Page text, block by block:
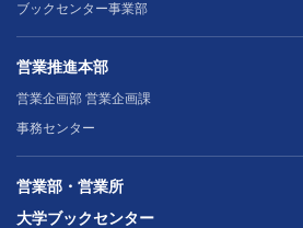
ブックセンター事業部
営業推進本部
営業企画部 営業企画課
事務センター
営業部・営業所
大学ブックセンター